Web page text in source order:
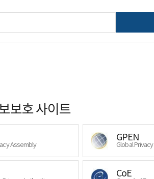
보호 사이트
Assembly
GPEN
Global
CoE